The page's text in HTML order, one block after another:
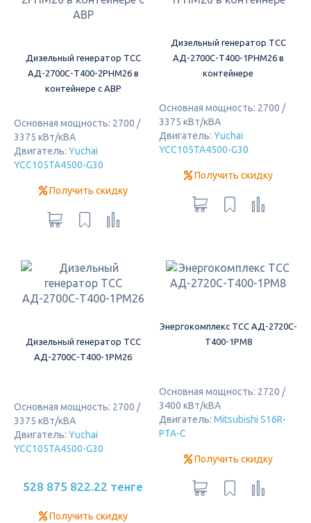
Дизельный генератор ТСС
АД-2700С-Т400-2РНМ26 в
контейнере с АВР
Основная мощность: 2700 /
3375 кВт/кВА
Двигатель: Yuchai
YCC105TA4500-G30
Получить скидку
Дизельный генератор ТСС
АД-2700С-Т400-1РНМ26 в
контейнере
Основная мощность: 2700 /
3375 кВт/кВА
Двигатель: Yuchai
YCC105TA4500-G30
Получить скидку
Дизельный генератор ТСС
АД-2700С-Т400-1РМ26
Основная мощность: 2700 /
3375 кВт/кВА
Двигатель: Yuchai
YCC105TA4500-G30
528 875 822.22 тенге
Получить скидку
Энергокомплекс ТСС АД-2720С-
Т400-1РМ8
Основная мощность: 2720 /
3400 кВт/кВА
Двигатель: Mitsubishi S16R-
PTA-C
Получить скидку